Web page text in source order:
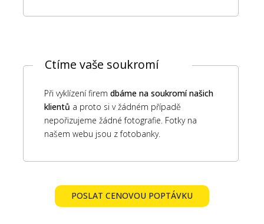
Ctíme vaše soukromí
Při vyklízení firem dbáme na soukromí našich
klientů a proto si v žádném případě
nepořizujeme žádné fotografie. Fotky na
našem webu jsou z fotobanky.
POSLAT CENOVOU POPTÁVKU